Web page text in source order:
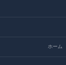
ホーム